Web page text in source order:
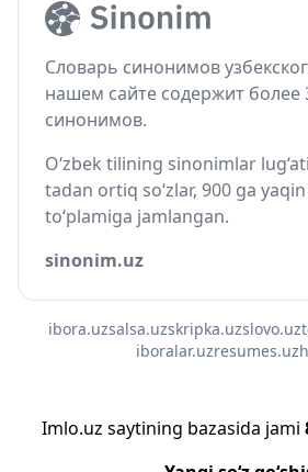
Словарь синонимов
нашем сайте содержит более
синонимов.
O‘zbek tilining sinonimlar
tadan ortiq so‘zlar, 900 ga
to‘plamiga jamlangan.
sinonim.uz
ibora.uzsalsa.uzskripka.uzslovo.uz
iboralar.uzresumes.uz
Imlo.uz saytining bazasida jami